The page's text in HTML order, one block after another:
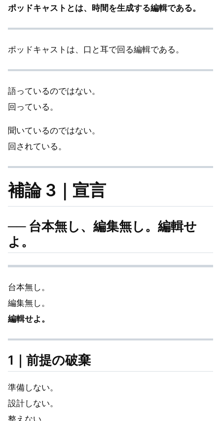
ポッドキャストとは、時間を生成する編輯である。
ポッドキャストは、口と耳で回る編輯である。
語っているのではない。
回っている。
聞いているのではない。
回されている。
補論 3｜宣言
── 台本無し、編集無し。編輯せ
よ。
台本無し。
編集無し。
編輯せよ。
1｜前提の破棄
準備しない。
設計しない。